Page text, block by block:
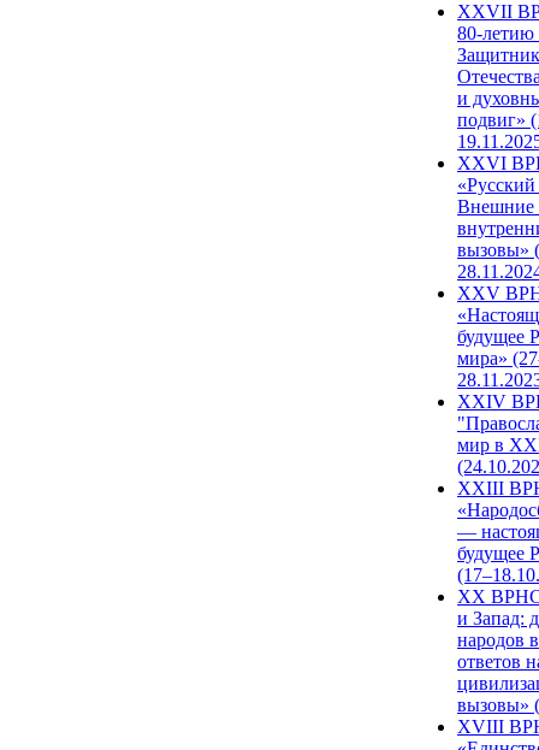
ХХVII
80-
и
подвиг»
XXVI
Внешние
вызовы»
XXV
будущее
мира»
XXIV
мир в
XXIII
—
будущее
XX ВРНС
и Запад:
народов
ответов
вызовы»
XVIII